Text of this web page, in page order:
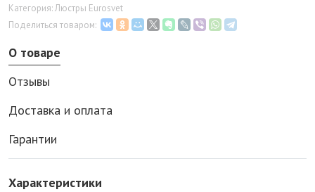
Категория: Люстры Eurosvet
Поделиться товаром:
О товаре
Отзывы
Доставка и оплата
Гарантии
Характеристики